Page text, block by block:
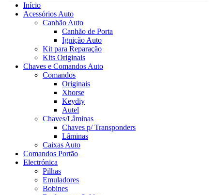
Início
Acessórios Auto
Canhão Auto
Canhão de Porta
Ignição Auto
Kit para Reparação
Kits Originais
Chaves e Comandos Auto
Comandos
Originais
Xhorse
Keydiy
Autel
Chaves/Lâminas
Chaves p/ Transponders
Lâminas
Caixas Auto
Comandos Portão
Electrónica
Pilhas
Emuladores
Bobines